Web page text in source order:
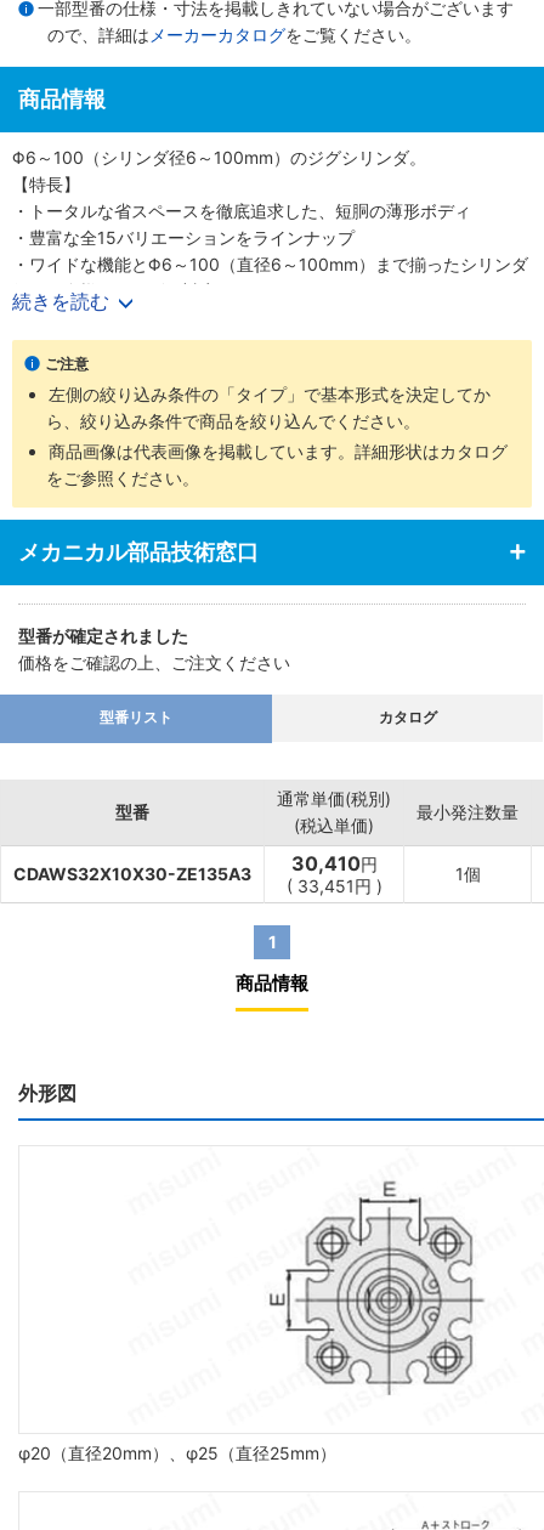
一部型番の仕様・寸法を掲載しきれていない場合がございます
ので、詳細は メーカーカタログをご覧ください。
商品情報
Φ6～100（シリンダ径6～100mm）のジグシリンダ。
【特長】
・トータルな省スペースを徹底追求した、短胴の薄形ボディ
・豊富な全15バリエーションをラインナップ
・ワイドな機能とΦ6～100（直径6～100mm）まで揃ったシリンダ
径で、多様なニーズに対応
・スクエアロッドで回転レス機能がプラス、機械装置の高効率設計
が可能
【用途】
・あらゆる業界の空気圧機器や生産ラインに対応
続きを読む
ご注意
左側の絞り込み条件の「タイプ」で基本形式を決定してか
ら、絞り込み条件で商品を絞り込んでください。
商品画像は代表画像を掲載しています。詳細形状はカタログ
をご参照ください。
メカニカル部品技術窓口
型番が確定されました
価格をご確認の上、ご注文ください
型番リスト カタログ
型番
通常単価(税別)
(税込単価)
最小発注数量
CDAWS32X10X30-ZE135A3 30,410円
( 33,451円 )
1個
1
商品情報
外形図
φ20（直径20mm）、φ25（直径25mm）